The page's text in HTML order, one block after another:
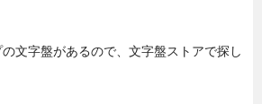
文字盤があるので、文字盤ストアで探し